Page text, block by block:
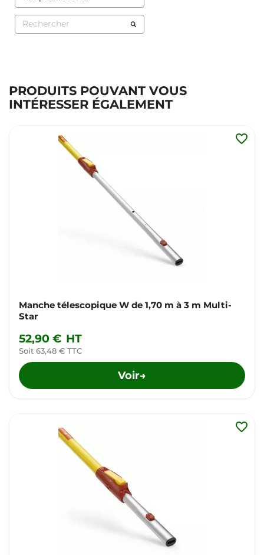
PRODUITS POUVANT VOUS
INTÉRESSER ÉGALEMENT
Manche télescopique W de 1,70 m à 3 m Multi-
Star
52,90 € HT
Soit 63,48 € TTC
Voir→
favorite_border
favorite_border